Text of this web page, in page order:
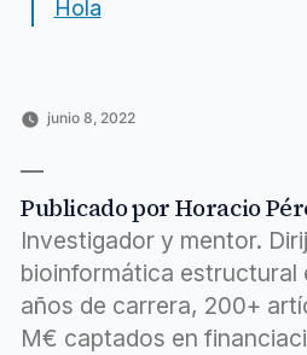
Hola
junio 8, 2022
https ,
learning ,
machine
message
virtual
Publicado por Horacio
Investigador y mentor.
bioinformática estructural
años de carrera, 200+
M€ captados en